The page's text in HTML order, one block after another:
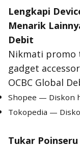
Lengkapi
Menarik
Debit
Nikmati promo
gadget
OCBC Global
Shopee — Diskon
Tokopedia —
Tukar